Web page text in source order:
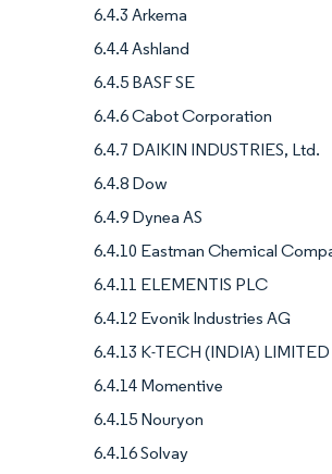
6.4.3 Arkema
6.4.4 Ashland
6.4.5 BASF SE
6.4.6 Cabot Corporation
6.4.7 DAIKIN INDUSTRIES, Ltd.
6.4.8 Dow
6.4.9 Dynea AS
6.4.10 Eastman Chemical
6.4.11 ELEMENTIS PLC
6.4.12 Evonik Industries AG
6.4.13 K-TECH (INDIA) LIMITED
6.4.14 Momentive
6.4.15 Nouryon
6.4.16 Solvay